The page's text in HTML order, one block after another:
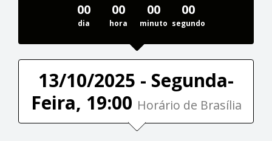
00
dia
00
hora
00
minuto
00
segundo
13/10/2025 - Segunda-
Feira, 19:00 Horário de Brasília